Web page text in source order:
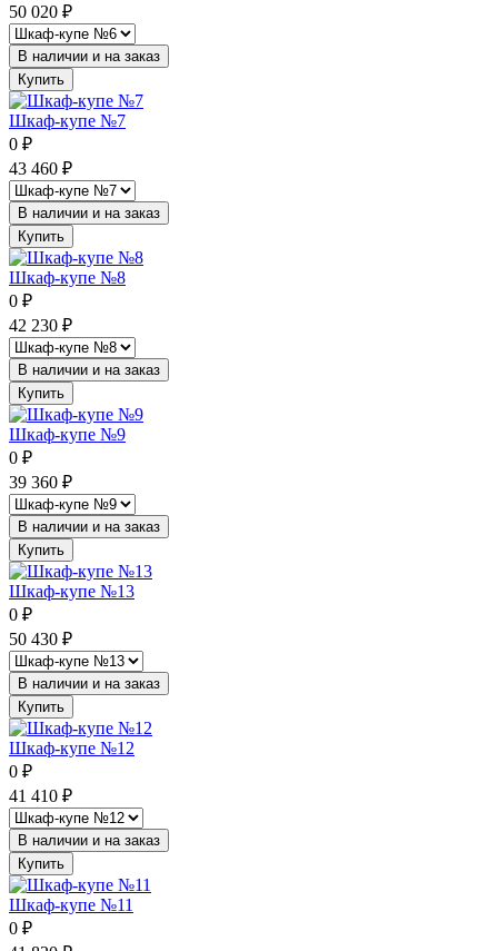
50 020 ₽
В наличии и на заказ
Купить
Шкаф-купе №7
0 ₽
43 460 ₽
В наличии и на заказ
Купить
Шкаф-купе №8
0 ₽
42 230 ₽
В наличии и на заказ
Купить
Шкаф-купе №9
0 ₽
39 360 ₽
В наличии и на заказ
Купить
Шкаф-купе №13
0 ₽
50 430 ₽
В наличии и на заказ
Купить
Шкаф-купе №12
0 ₽
41 410 ₽
В наличии и на заказ
Купить
Шкаф-купе №11
0 ₽